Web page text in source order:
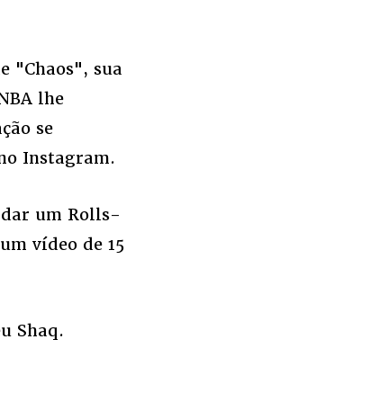
"Chaos", sua
lhe
se
Instagram.
dar um Rolls-
vídeo de 15
Shaq.